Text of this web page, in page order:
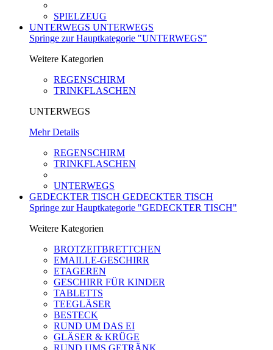
SPIELZEUG
UNTERWEGS UNTERWEGS
Springe zur Hauptkategorie "UNTERWEGS"
Weitere Kategorien
REGENSCHIRM
TRINKFLASCHEN
UNTERWEGS
Mehr Details
REGENSCHIRM
TRINKFLASCHEN
UNTERWEGS
GEDECKTER TISCH GEDECKTER TISCH
Springe zur Hauptkategorie "GEDECKTER TISCH"
Weitere Kategorien
BROTZEITBRETTCHEN
EMAILLE-GESCHIRR
ETAGEREN
GESCHIRR FÜR KINDER
TABLETTS
TEEGLÄSER
BESTECK
RUND UM DAS EI
GLÄSER & KRÜGE
RUND UMS GETRÄNK